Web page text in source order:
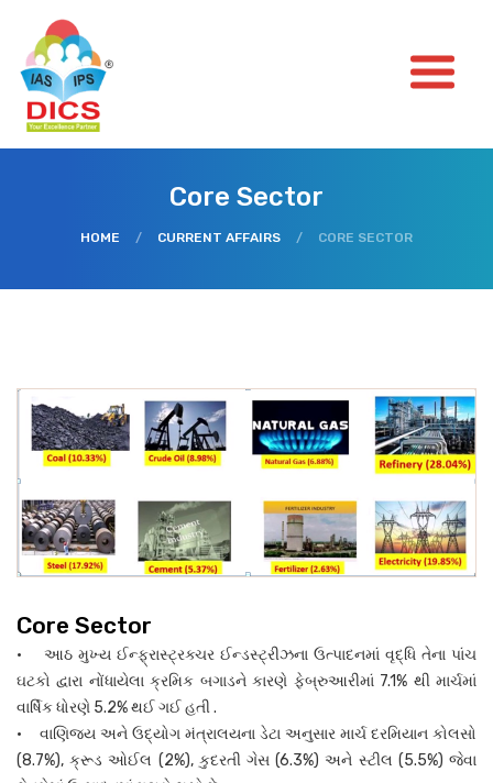
Core Sector
HOME / CURRENT AFFAIRS / CORE SECTOR
Core Sector
• આઠ મુખ્ય ઈન્ફ્રાસ્ટ્રક્ચર ઈન્ડસ્ટ્રીઝના ઉત્પાદનમાં વૃદ્ધિ તેના પાંચ
ઘટકો દ્વારા નોંધાયેલા ક્રમિક બગાડને કારણે ફેબ્રુઆરીમાં 7.1% થી માર્ચમાં
વાર્ષિક ધોરણે 5.2% થઈ ગઈ હતી .
• વાણિજ્ય અને ઉદ્યોગ મંત્રાલયના ડેટા અનુસાર માર્ચ દરમિયાન કોલસો
(8.7%), ક્રૂડ ઓઈલ (2%), કુદરતી ગેસ (6.3%) અને સ્ટીલ (5.5%) જેવા